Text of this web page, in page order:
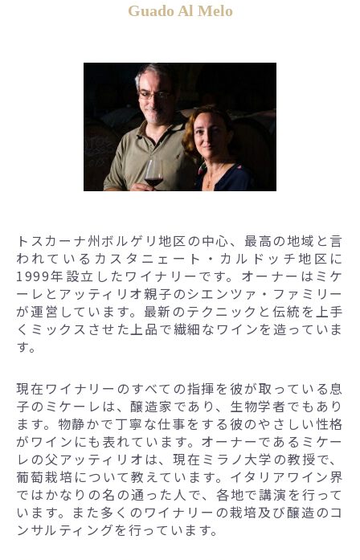
Guado Al Melo
トスカーナ州ボルゲリ地区の中心、最高の地域と言
われているカスタニェート・カルドッチ地区に
1999年設立したワイナリーです。オーナーはミケ
ーレとアッティリオ親子のシエンツァ・ファミリー
が運営しています。最新のテクニックと伝統を上手
くミックスさせた上品で繊細なワインを造っていま
す。
現在ワイナリーのすべての指揮を彼が取っている息
子のミケーレは、醸造家であり、生物学者でもあり
ます。物静かで丁寧な仕事をする彼のやさしい性格
がワインにも表れています。オーナーであるミケー
レの父アッティリオは、現在ミラノ大学の教授で、
葡萄栽培について教えています。イタリアワイン界
ではかなりの名の通った人で、各地で講演を行って
います。また多くのワイナリーの栽培及び醸造のコ
ンサルティングを行っています。